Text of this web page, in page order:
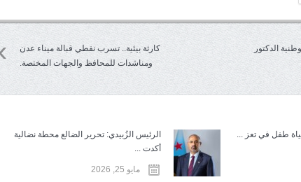
كارثة بيئية.. تسرب نفطي قبالة ميناء عدن
ومناشدات للمحافظ والجهات المختصة.
الدكتور
طفل في تعز ...
الرئيس الزُبيدي: تحرير الضالع محطة نضالية
أكدت ...
مايو 25, 2026